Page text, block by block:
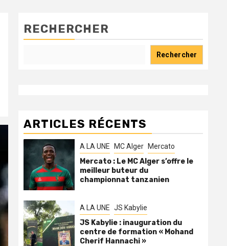
RECHERCHER
Rechercher
ARTICLES RÉCENTS
A LA UNE MC Alger Mercato
Mercato : Le MC Alger s’offre le
meilleur buteur du
championnat tanzanien
A LA UNE JS Kabylie
JS Kabylie : inauguration du
centre de formation « Mohand
Cherif Hannachi »